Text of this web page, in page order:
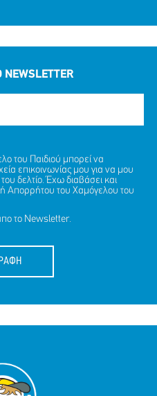
του Παιδιού μπορεί να
επικοινωνίας μου για να μου
δελτίο. Έχω διαβάσει και
Απορρήτου του Χαμόγελου του
το Newsletter.